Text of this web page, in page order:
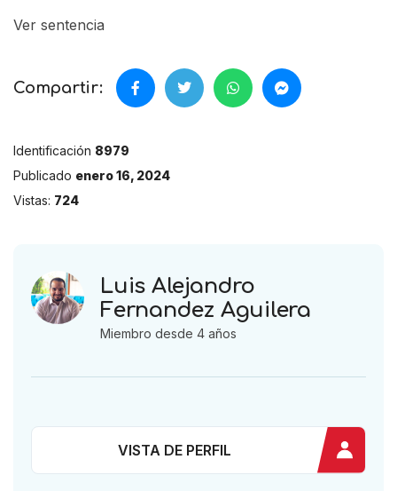
Ver sentencia
Compartir:
Identificación 8979
Publicado enero 16, 2024
Vistas: 724
Luis Alejandro
Fernandez Aguilera
Miembro desde 4 años
VISTA DE PERFIL